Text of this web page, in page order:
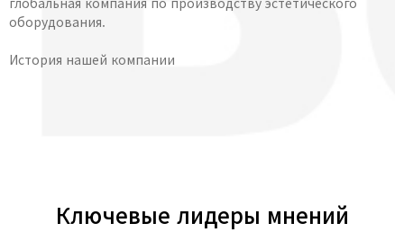
оборудования.
История нашей компании
Ключевые лидеры мнений